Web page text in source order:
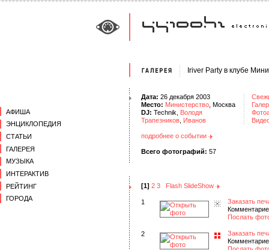
АФИША
ЭНЦИКЛОПЕДИЯ
СТАТЬИ
ГАЛЕРЕЯ
МУЗЫКА
ИНТЕРАКТИВ
РЕЙТИНГ
ГОРОДА
Iriver Party в клубе
Дата: 26 декабря 2003
Место: Министерство , Москва
DJ: Technik, Володя
Трапезников Иванов
подробнее о событии
Всего фотографий: 57
[1] 2 3 Flash SlideShow
1
Заказать
Послать
2
Заказать